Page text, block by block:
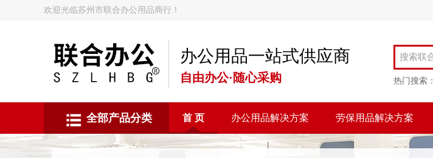
欢迎光临苏州市联合办公用品商行！
办公用品一站式供应商
自由办公·随心采购 热门搜索：
全部产品分类 首 页 办公用品解决方案 劳保用品解决方案